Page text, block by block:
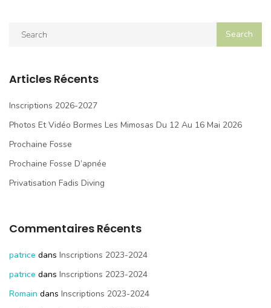
Articles Récents
Inscriptions 2026-2027
Photos Et Vidéo Bormes Les Mimosas Du 12 Au 16 Mai 2026
Prochaine Fosse
Prochaine Fosse D’apnée
Privatisation Fadis Diving
Commentaires Récents
patrice dans Inscriptions 2023-2024
patrice dans Inscriptions 2023-2024
Romain dans Inscriptions 2023-2024